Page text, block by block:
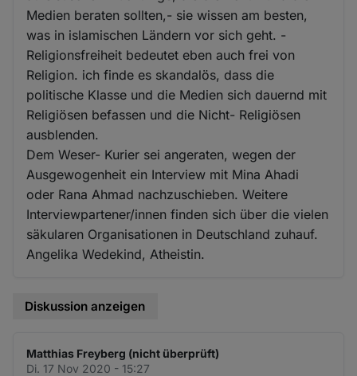
Medien beraten sollten,- sie wissen am besten,
was in islamischen Ländern vor sich geht. -
Religionsfreiheit bedeutet eben auch frei von
Religion. ich finde es skandalös, dass die
politische Klasse und die Medien sich dauernd mit
Religiösen befassen und die Nicht- Religiösen
ausblenden.
Dem Weser- Kurier sei angeraten, wegen der
Ausgewogenheit ein Interview mit Mina Ahadi
oder Rana Ahmad nachzuschieben. Weitere
Interviewpartener/innen finden sich über die vielen
säkularen Organisationen in Deutschland zuhauf.
Angelika Wedekind, Atheistin.
Diskussion anzeigen
Matthias Freyberg (nicht überprüft)
Di. 17 Nov 2020 - 15:27